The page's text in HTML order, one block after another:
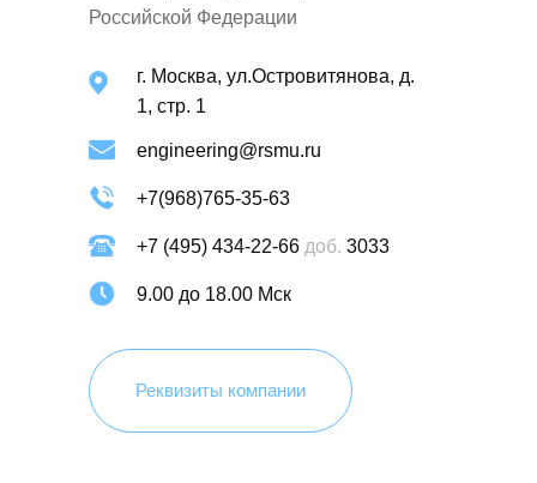
Российской Федерации
г. Москва, ул.Островитянова, д.
1, стр. 1
engineering@rsmu.ru
+7(968)765-35-63
Реквизиты компании
+7 (495) 434-22-66 доб. 3033
9.00 до 18.00 Мск